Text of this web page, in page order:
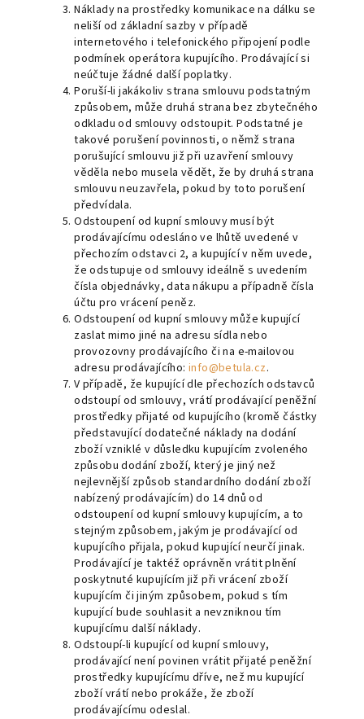
Náklady na prostředky komunikace na dálku se
neliší od základní sazby v případě
internetového i telefonického připojení podle
podmínek operátora kupujícího. Prodávající si
neúčtuje žádné další poplatky.
Poruší-li jakákoliv strana smlouvu podstatným
způsobem, může druhá strana bez zbytečného
odkladu od smlouvy odstoupit. Podstatné je
takové porušení povinnosti, o němž strana
porušující smlouvu již při uzavření smlouvy
věděla nebo musela vědět, že by druhá strana
smlouvu neuzavřela, pokud by toto porušení
předvídala.
Odstoupení od kupní smlouvy musí být
prodávajícímu odesláno ve lhůtě uvedené v
přechozím odstavci 2, a kupující v něm uvede,
že odstupuje od smlouvy ideálně s uvedením
čísla objednávky, data nákupu a případně čísla
účtu pro vrácení peněz.
Odstoupení od kupní smlouvy může kupující
zaslat mimo jiné na adresu sídla nebo
provozovny prodávajícího či na e-mailovou
adresu prodávajícího: info@betula.cz.
V případě, že kupující dle přechozích odstavců
odstoupí od smlouvy, vrátí prodávající peněžní
prostředky přijaté od kupujícího (kromě částky
představující dodatečné náklady na dodání
zboží vzniklé v důsledku kupujícím zvoleného
způsobu dodání zboží, který je jiný než
nejlevnější způsob standardního dodání zboží
nabízený prodávajícím) do 14 dnů od
odstoupení od kupní smlouvy kupujícím, a to
stejným způsobem, jakým je prodávající od
kupujícího přijala, pokud kupující neurčí jinak.
Prodávající je taktéž oprávněn vrátit plnění
poskytnuté kupujícím již při vrácení zboží
kupujícím či jiným způsobem, pokud s tím
kupující bude souhlasit a nevzniknou tím
kupujícímu další náklady.
Odstoupí-li kupující od kupní smlouvy,
prodávající není povinen vrátit přijaté peněžní
prostředky kupujícímu dříve, než mu kupující
zboží vrátí nebo prokáže, že zboží
prodávajícímu odeslal.